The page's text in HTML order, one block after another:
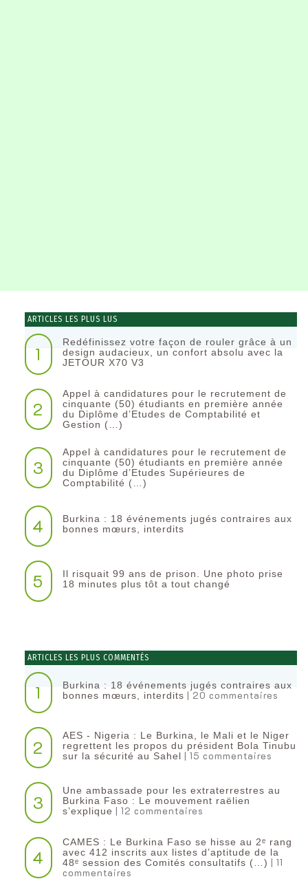
ARTICLES LES PLUS LUS
1
Redéfinissez votre façon de rouler grâce à un
design audacieux, un confort absolu avec la
JETOUR X70 V3
2
Appel à candidatures pour le recrutement de
cinquante (50) étudiants en première année
du Diplôme d’Etudes de Comptabilité et
Gestion (…)
3
Appel à candidatures pour le recrutement de
cinquante (50) étudiants en première année
du Diplôme d’Etudes Supérieures de
Comptabilité (…)
4
Burkina : 18 événements jugés contraires aux
bonnes mœurs, interdits
5
Il risquait 99 ans de prison. Une photo prise
18 minutes plus tôt a tout changé
ARTICLES LES PLUS COMMENTÉS
1
Burkina : 18 événements jugés contraires aux
bonnes mœurs, interdits | 20 commentaires
2
AES - Nigeria : Le Burkina, le Mali et le Niger
regrettent les propos du président Bola Tinubu
sur la sécurité au Sahel | 15 commentaires
3
Une ambassade pour les extraterrestres au
Burkina Faso : Le mouvement raëlien
s’explique | 12 commentaires
4
CAMES : Le Burkina Faso se hisse au 2ᵉ rang
avec 412 inscrits aux listes d’aptitude de la
48ᵉ session des Comités consultatifs (…) | 11
commentaires